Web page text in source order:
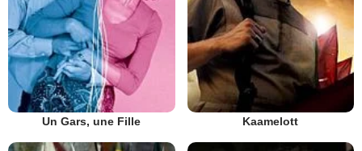
Un Gars, une Fille Kaamelott